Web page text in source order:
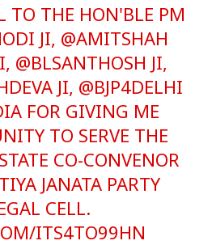
TO THE HON'BLE PM
JI, @AMITSHAH
@BLSANTHOSH JI,
JI, @BJP4DELHI
FOR GIVING ME
TO SERVE THE
CO-CONVENOR
JANATA PARTY
CELL.
ITS4TO99HN